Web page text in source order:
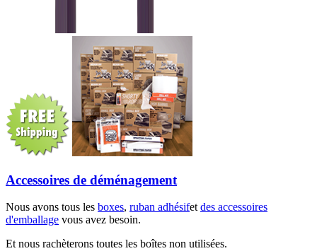
Accessoires de déménagement
Nous avons tous les boxes, ruban adhésifetdes accessoires
d'emballage vous avez besoin.
Et nous rachèterons toutes les boîtes non utilisées.